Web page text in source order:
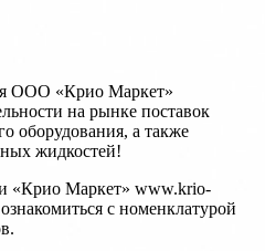
ООО «Крио Маркет»
на рынке поставок
оборудования, а также
жидкостей!
«Крио Маркет» www.krio-
с номенклатурой